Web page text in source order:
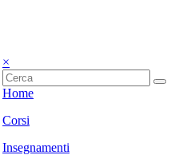
×
Home
Corsi
Insegnamenti